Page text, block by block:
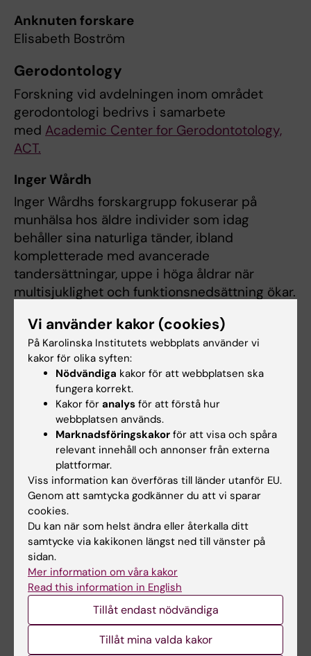
Anknuten forskare
Elisabeth Boström
Gerodontology
Forskning vid avdelningen inom området
gerodontologi bedrivs i samarbete
med Academic Center for Gerodontotology,
ACT.
Inger Wårdh
Inger Wårdhs forskargrupp fokuserar på
munhälsa hos äldre individer som idag
behåller sina naturliga tänder, ibland
kompletterade med avancerade
tandersättningar, uppe i höga åldrar när
multisjuklighet och funktionsnedsättning ökar.
munvårdsbörda både på tandläkarkåren och
individnivå men också på hälso- och
sjukvården. Vi försöker identifiera effektiva
metoder och rutiner för mun- och tandvård i
denna patientgrupp för att bevara
munfunktionerna så länge som möjligt. Detta
arbete sker i samarbete mellan tandläkare och
tandhygienister men omfattar även läkar- och
sjuksköterskeyrken samt professioner som
sköter den sociala sidan av äldreomsorgen.
Pågående projekt handlar om tuggförmåga,
hemmunvård, tandläkarskräck och
munvårdsutbildning till äldre patienter och
vårdpersonal.
Inger Wårdh
Anknuten till Forskning
Vi använder kakor (cookies)
På Karolinska Institutets webbplats använder vi
kakor för olika syften:
Nödvändiga kakor för att webbplatsen ska
fungera korrekt.
Kakor för analys för att förstå hur
webbplatsen används.
Marknadsföringskakor för att visa och spåra
relevant innehåll och annonser från externa
plattformar.
Viss information kan överföras till länder utanför EU.
Genom att samtycka godkänner du att vi sparar
cookies.
Du kan när som helst ändra eller återkalla ditt
samtycke via kakikonen längst ned till vänster på
sidan.
Mer information om våra kakor
Read this information in English
Tillåt endast nödvändiga
Tillåt mina valda kakor